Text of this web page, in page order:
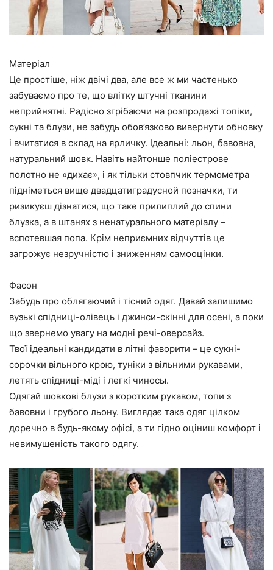
Матеріал
Це простіше, ніж двічі два, але все ж ми частенько
забуваємо про те, що влітку штучні тканини
неприйнятні. Радісно згрібаючи на розпродажі топіки,
сукні та блузи, не забудь обов’язково вивернути обновку
і вчитатися в склад на ярличку. Ідеальні: льон, бавовна,
натуральний шовк. Навіть найтонше поліестрове
полотно не «дихає», і як тільки стовпчик термометра
підніметься вище двадцатиградусной позначки, ти
ризикуєш дізнатися, що таке прилиплий до спини
блузка, а в штанях з ненатурального матеріалу –
вспотевшая попа. Крім неприємних відчуттів це
загрожує незручністю і зниженням самооцінки.
Фасон
Забудь про облягаючий і тісний одяг. Давай залишимо
вузькі спідниці-олівець і джинси-скінні для осені, а поки
що звернемо увагу на модні речі-оверсайз.
Твої ідеальні кандидати в літні фаворити – це сукні-
сорочки вільного крою, туніки з вільними рукавами,
летять спідниці-міді і легкі чиносы.
Одягай шовкові блузи з коротким рукавом, топи з
бавовни і грубого льону. Виглядає така одяг цілком
доречно в будь-якому офісі, а ти гідно оціниш комфорт і
невимушеність такого одягу.